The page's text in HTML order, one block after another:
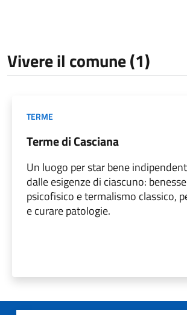
Vivere il comune (1)
TERME
Terme di Casciana
Un luogo per star bene
dalle esigenze di ciascuno:
psicofisico e termalismo classico,
e curare patologie.